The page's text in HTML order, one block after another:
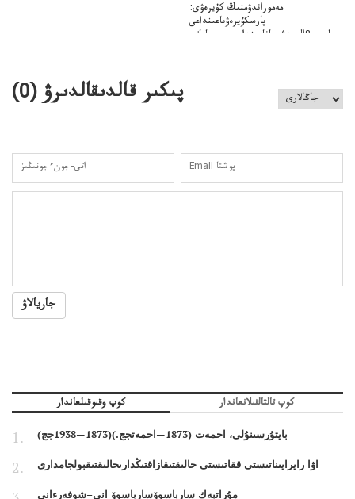
مەموراندۋمنىڭ كۇيرەۋى:
پارسكۇيرەۋىاعىنداعى
پارسى&الەمدشىعاناعىنداعىسىن ساعاتى
پىكىر قالدىقالدىرۋ (0
)
جاريالاۋ
كوپ وقىوقىلعاندار كوپ تالتالقىلانعاندار
بايتۇرسىنۇلى، احمەت (1873—احمەتجج.)(1873—1938جج)
اۋا رايرايىناتىستى ققاتىستى حالىقتىقازاقتىڭدارىحالىقتىقبولجامدارى
مۇراتبەك سارباسوۆسارباسوۆ انى–شوفەرءانى